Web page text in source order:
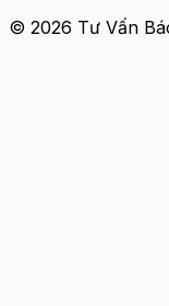
© 2026 Tư Vấn